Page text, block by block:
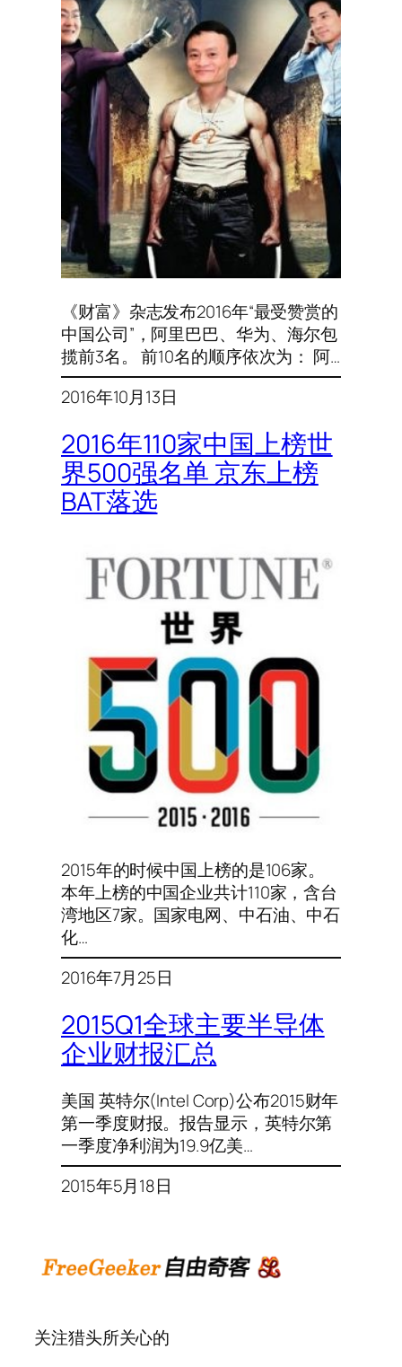
《财富》杂志发布2016年“最受赞赏的
中国公司”，阿里巴巴、华为、海尔包
揽前3名。 前10名的顺序依次为： 阿…
2016年10月13日
2016年110家中国上榜世
界500强名单 京东上榜
BAT落选
2015年的时候中国上榜的是106家。
本年上榜的中国企业共计110家，含台
湾地区7家。国家电网、中石油、中石
化…
2016年7月25日
2015Q1全球主要半导体
企业财报汇总
美国 英特尔(Intel Corp)公布2015财年
第一季度财报。报告显示，英特尔第
一季度净利润为19.9亿美…
2015年5月18日
关注猎头所关心的